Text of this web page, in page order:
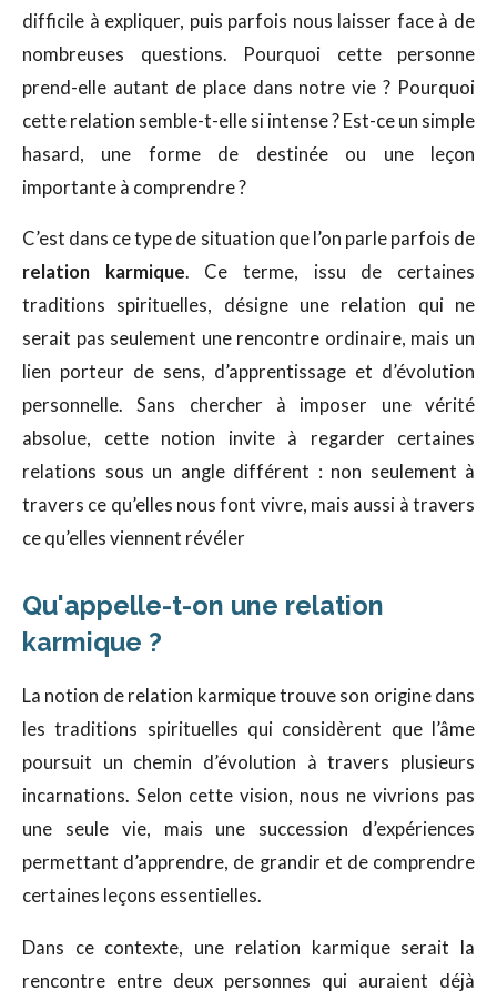
difficile à expliquer, puis parfois nous laisser face à de
nombreuses questions. Pourquoi cette personne
prend-elle autant de place dans notre vie ? Pourquoi
cette relation semble-t-elle si intense ? Est-ce un simple
hasard, une forme de destinée ou une leçon
importante à comprendre ?
C’est dans ce type de situation que l’on parle parfois de
relation karmique. Ce terme, issu de certaines
traditions spirituelles, désigne une relation qui ne
serait pas seulement une rencontre ordinaire, mais un
lien porteur de sens, d’apprentissage et d’évolution
personnelle. Sans chercher à imposer une vérité
absolue, cette notion invite à regarder certaines
relations sous un angle différent : non seulement à
travers ce qu’elles nous font vivre, mais aussi à travers
ce qu’elles viennent révéler
Qu'appelle-t-on une relation
karmique ?
La notion de relation karmiquetrouve son origine dans
les traditions spirituelles qui considèrent que l’âme
poursuit un chemin d’évolution à travers plusieurs
incarnations. Selon cette vision, nous ne vivrions pas
une seule vie, mais une succession d’expériences
permettant d’apprendre, de grandir et de comprendre
certaines leçons essentielles.
Dans ce contexte, une relation karmique serait la
rencontre entre deux personnes qui auraient déjà